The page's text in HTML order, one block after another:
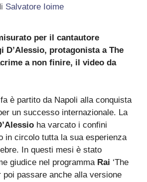
Salvatore Ioime
per il cantautore
D’Alessio, protagonista a The
a non finire, il video da
è partito da Napoli alla conquista
un successo internazionale. La
ha varcato i confini
in circolo tutta la sua esperienza
In questi mesi è stato
giudice nel programma Rai ‘The
poi passare anche alla versione